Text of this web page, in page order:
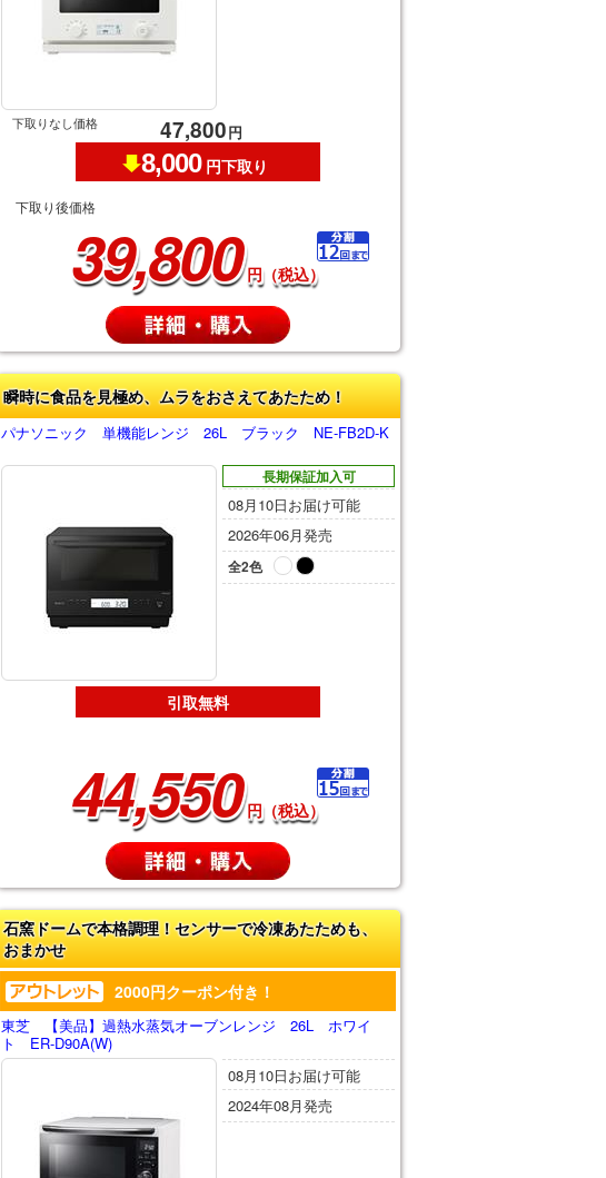
下取りなし価格 47,800円
8,000 円下取り
下取り後価格
39,800 円（税込）
瞬時に食品を見極め、ムラをおさえてあたため！
パナソニック 単機能レンジ 26L ブラック NE-FB2D-K
長期保証加入可
08月10日お届け可能
2026年06月発売
全2色
引取無料
44,550 円（税込）
石窯ドームで本格調理！センサーで冷凍あたためも、
おまかせ
2000円クーポン付き！
東芝 【美品】過熱水蒸気オーブンレンジ 26L ホワイ
ト ER-D90A(W)
08月10日お届け可能
2024年08月発売